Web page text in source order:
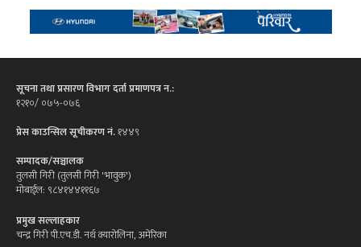
सूचना तथा प्रसारण विभाग दर्ता प्रमाणपत्र न.:
१२१०/ ०७५-०७६
प्रेस काउन्सिल सूचीकरण नं.१४४९
सम्पादक/सञ्चालक
तुलसी गिरी (तुलसी गिरी 'भावुक')
मोबाईल: ९८४१४४११६७
प्रमुख सल्लाहकार
चन्द्र गिरी पी.एच.डी. नर्थ क्यारोलिना, अमेरिका